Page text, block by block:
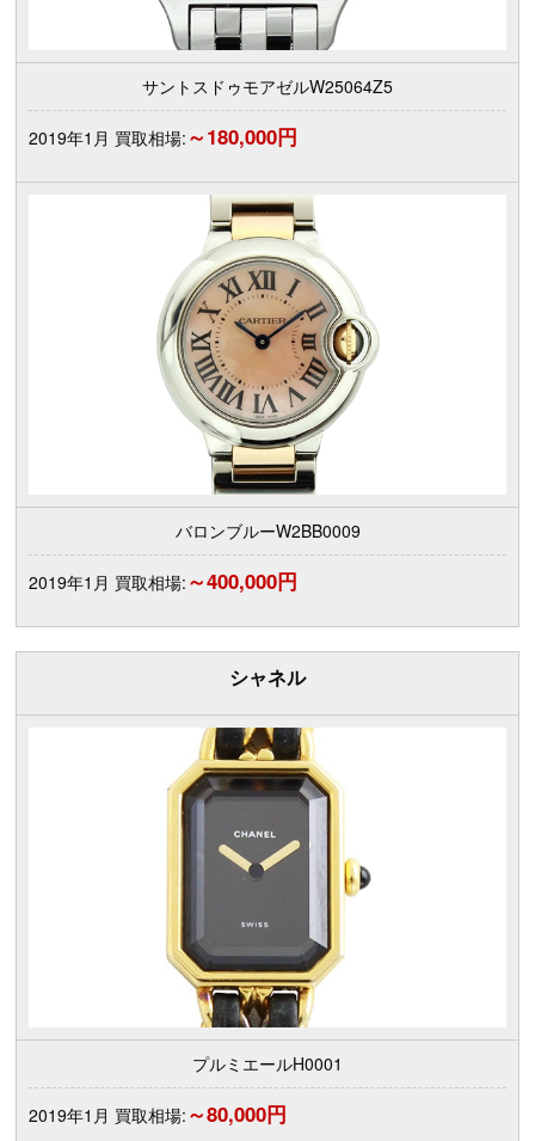
サントスドゥモアゼルW25064Z5
2019年1月 買取相場: ～180,000円
バロンブルーW2BB0009
2019年1月 買取相場: ～400,000円
シャネル
プルミエールH0001
2019年1月 買取相場: ～80,000円